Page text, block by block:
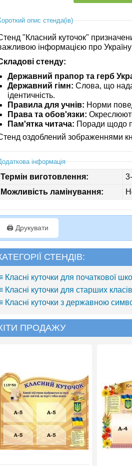
опис стенда(ів)
"Класний куточок"
інформацією про Україну
стенду:
Державний прапор та герб
Державний гімн: Слова, що
ідентичність.
Правила для учнів: Норми
Права та обов'язки:
Пам'ятка читача: Поради щодо
оздоблений зображеннями
інформація
Термін виготовлення:
Можливість ламінування:
🖨️ Друкувати
СТЕНДІВ:
Класні куточки для початкової
Класні куточки для старших класів
Класні куточки з державною
ПРОДАЖУ